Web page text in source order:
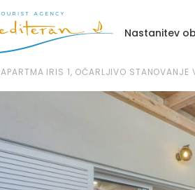
Nastanitev
APARTMA IRIS 1, OČARLJIVO STANOVANJE